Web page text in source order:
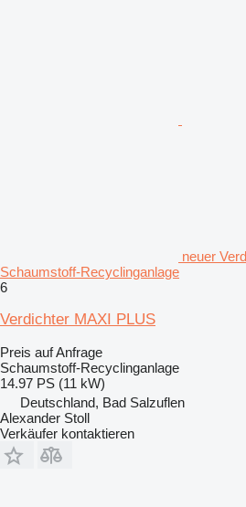
neuer
Schaumstoff-Recyclinganlage
6
Verdichter MAXI PLUS
Preis auf Anfrage
Schaumstoff-Recyclinganlage
14.97 PS (11 kW)
Deutschland, Bad Salzuflen
Alexander Stoll
Verkäufer kontaktieren